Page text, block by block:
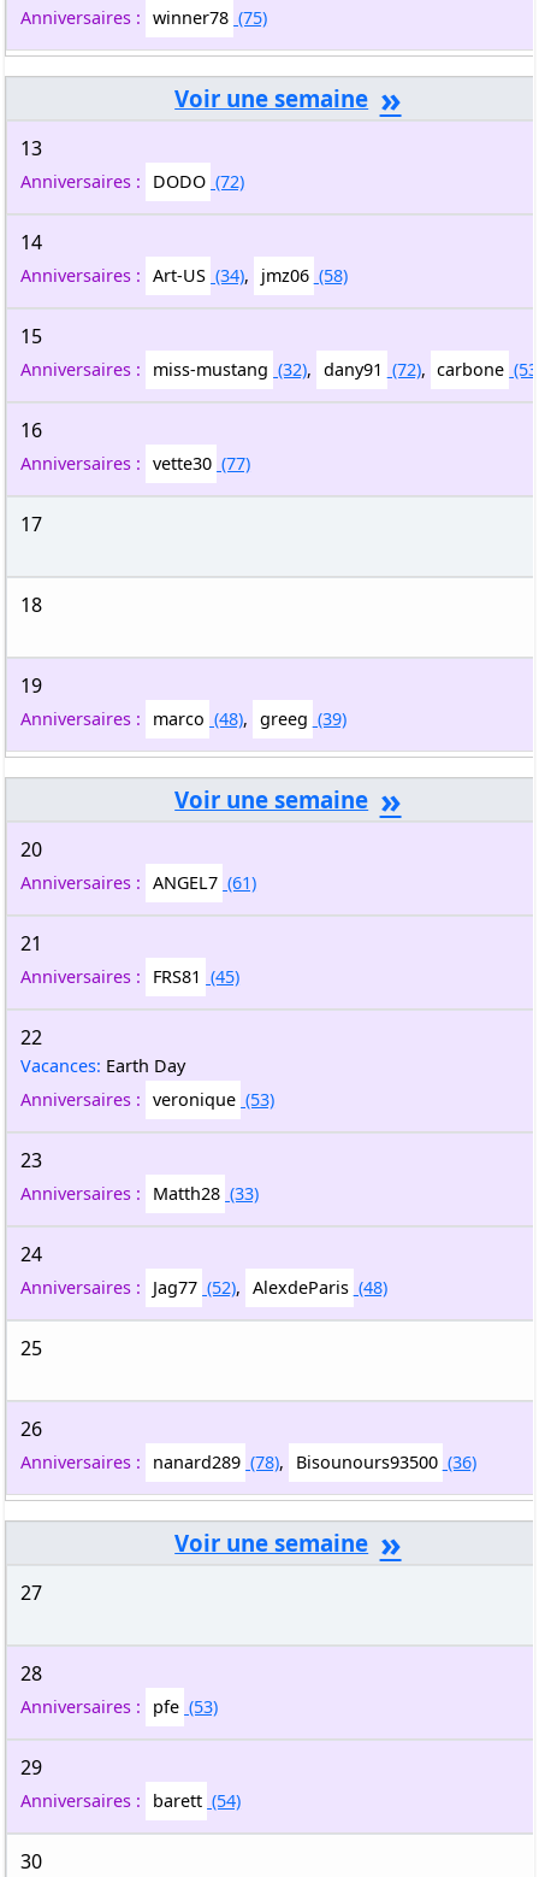
Anniversaires : winner78 (75)
»
13
Anniversaires : DODO (72)
14
Anniversaires : Art-US (34), jmz06 (58)
15
Anniversaires : miss-mustang (32), dany91 (72), carbone
16
Anniversaires : vette30 (77)
17
18
19
Anniversaires : marco (48), greeg (39)
»
20
Anniversaires : ANGEL7 (61)
21
Anniversaires : FRS81 (45)
22
Vacances: Earth Day
Anniversaires : veronique (53)
23
Anniversaires : Matth28 (33)
24
Anniversaires : Jag77 (52), AlexdeParis (48)
25
26
Anniversaires : nanard289 (78), Bisounours93500 (36)
»
27
28
Anniversaires : pfe (53)
29
Anniversaires : barett (54)
30